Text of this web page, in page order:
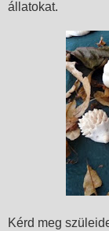
állatokat.
Kérd meg